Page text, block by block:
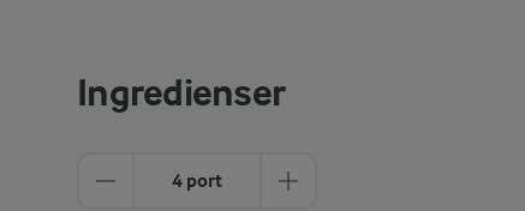
Ingredienser
4 port